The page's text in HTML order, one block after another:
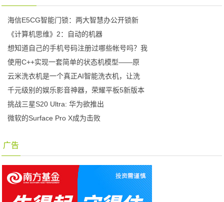
海信E5CG智能门锁：两大智慧办公开锁新
《计算机思维》2：自动的机器
想知道自己的手机号码注册过哪些帐号吗？我
使用C++实现一套简单的状态机模型——原
云米洗衣机是一个真正AI智能洗衣机，让洗
千元级别的娱乐影音神器，荣耀平板5新版本
挑战三星S20 Ultra: 华为欲推出
微软的Surface Pro X成为击败
广告